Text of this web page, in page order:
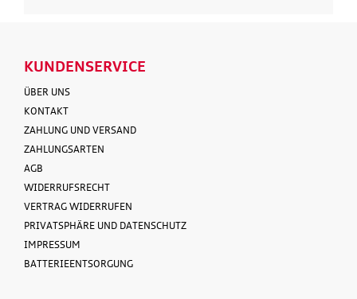
KUNDENSERVICE
ÜBER UNS
KONTAKT
ZAHLUNG UND VERSAND
ZAHLUNGSARTEN
AGB
WIDERRUFSRECHT
VERTRAG WIDERRUFEN
PRIVATSPHÄRE UND DATENSCHUTZ
IMPRESSUM
BATTERIEENTSORGUNG